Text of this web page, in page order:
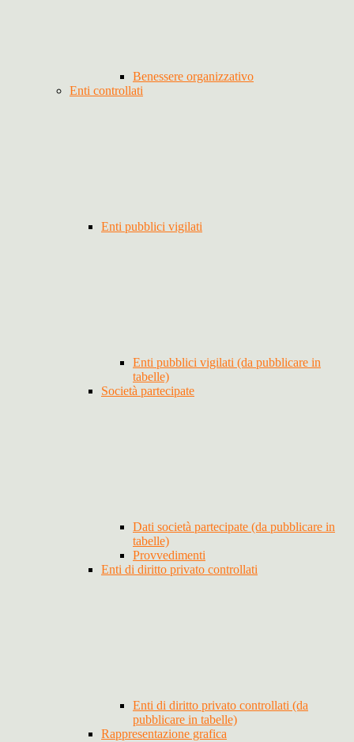
Benessere organizzativo
Enti controllati
Enti pubblici vigilati
Enti pubblici vigilati (da pubblicare in
tabelle)
Società partecipate
Dati società partecipate (da pubblicare in
tabelle)
Provvedimenti
Enti di diritto privato controllati
Enti di diritto privato controllati (da
pubblicare in tabelle)
Rappresentazione grafica